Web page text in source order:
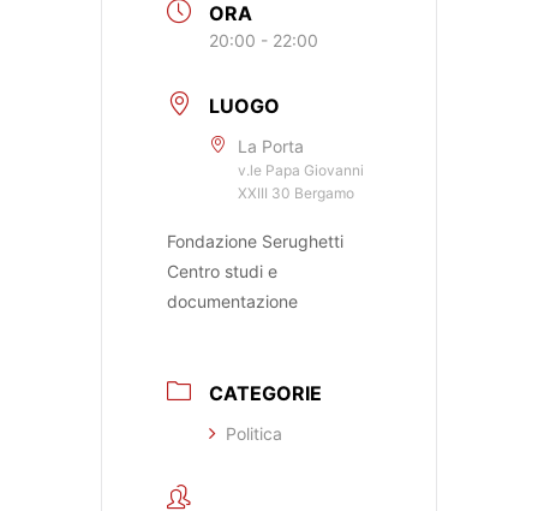
ORA
20:00 - 22:00
LUOGO
La Porta
v.le Papa Giovanni
XXIII 30 Bergamo
Fondazione Serughetti
Centro studi e
documentazione
CATEGORIE
Politica